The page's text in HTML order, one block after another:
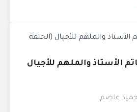
الأستاذ والملهم للأجيال
حميد عاصم